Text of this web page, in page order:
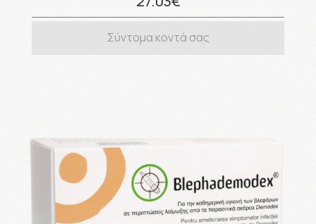
Σύντομα κοντά σας